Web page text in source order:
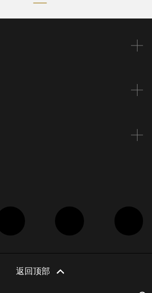
返回顶部